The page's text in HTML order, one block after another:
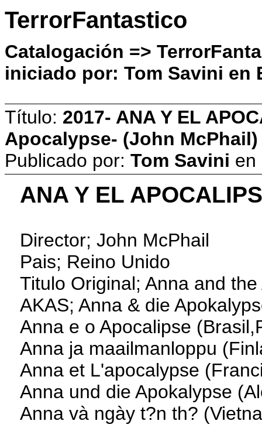
TerrorFantastico
Catalogación =>
iniciado por: Tom Savini en
Título: 2017- ANA Y EL
Apocalypse- (John McPhail)
Publicado por: Tom Savini en
ANA Y EL
Director; John McPhail
Pais; Reino Unido
Titulo Original; Anna and
AKAS; Anna & die
Anna e o Apocalipse
Anna ja maailmanloppu
Anna et L'apocalypse
Anna und die Apokalypse
Anna và ngày t?n th?